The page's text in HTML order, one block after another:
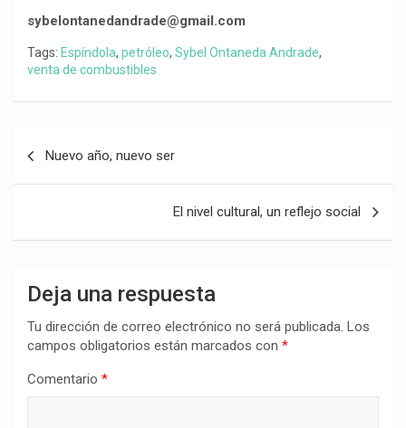
sybelontanedandrade@gmail.com
Tags: Espíndola, petróleo, Sybel Ontaneda Andrade,
venta de combustibles
Nuevo año, nuevo ser
El nivel cultural, un reflejo social
Deja una respuesta
Tu dirección de correo electrónico no será publicada. Los
campos obligatorios están marcados con *
Comentario *